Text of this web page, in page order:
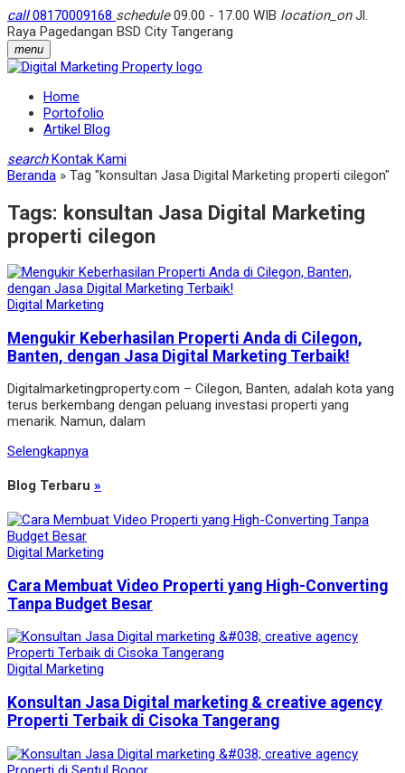
call08170009168 schedule09.00 - 17.00 WIB location_onJl.
Raya Pagedangan BSD City Tangerang
menu
Home
Portofolio
Artikel Blog
search Kontak Kami
Beranda » Tag "konsultan Jasa Digital Marketing properti cilegon"
Tags: konsultan Jasa Digital Marketing
properti cilegon
Digital Marketing
Mengukir Keberhasilan Properti Anda di Cilegon,
Banten, dengan Jasa Digital Marketing Terbaik!
Digitalmarketingproperty.com – Cilegon, Banten, adalah kota yang
terus berkembang dengan peluang investasi properti yang
menarik. Namun, dalam
Selengkapnya
Blog Terbaru »
Digital Marketing
Cara Membuat Video Properti yang High-Converting
Tanpa Budget Besar
Digital Marketing
Konsultan Jasa Digital marketing & creative agency
Properti Terbaik di Cisoka Tangerang